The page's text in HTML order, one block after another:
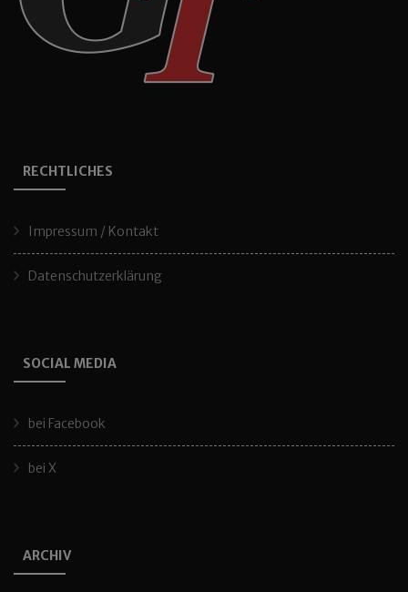
RECHTLICHES
Impressum / Kontakt
Datenschutzerklärung
SOCIAL MEDIA
bei Facebook
bei X
ARCHIV